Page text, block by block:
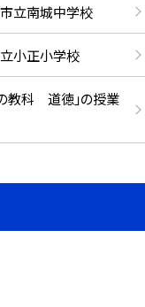
立南城中学校
小正小学校
教科 道徳」の授業